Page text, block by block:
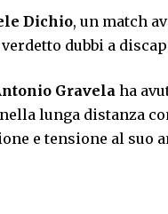
Dichio, un match
dubbi a
Gravelaha
lunga distanza
e tensione al suo